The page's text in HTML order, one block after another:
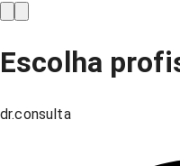
Escolha
dr.consulta